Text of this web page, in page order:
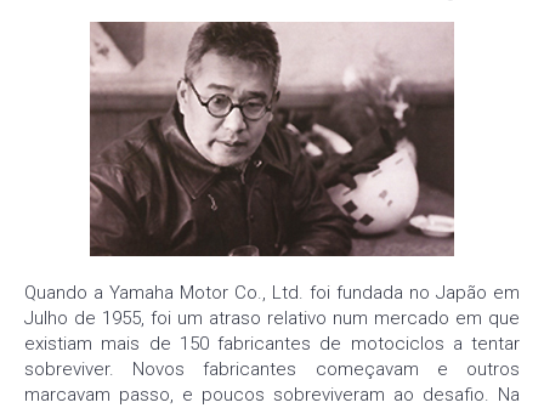
Quando a Yamaha Motor Co., Ltd. foi fundada no Japão em
Julho de 1955, foi um atraso relativo num mercado em que
existiam mais de 150 fabricantes de motociclos a tentar
sobreviver. Novos fabricantes começavam e outros
marcavam passo, e poucos sobreviveram ao desafio. Na